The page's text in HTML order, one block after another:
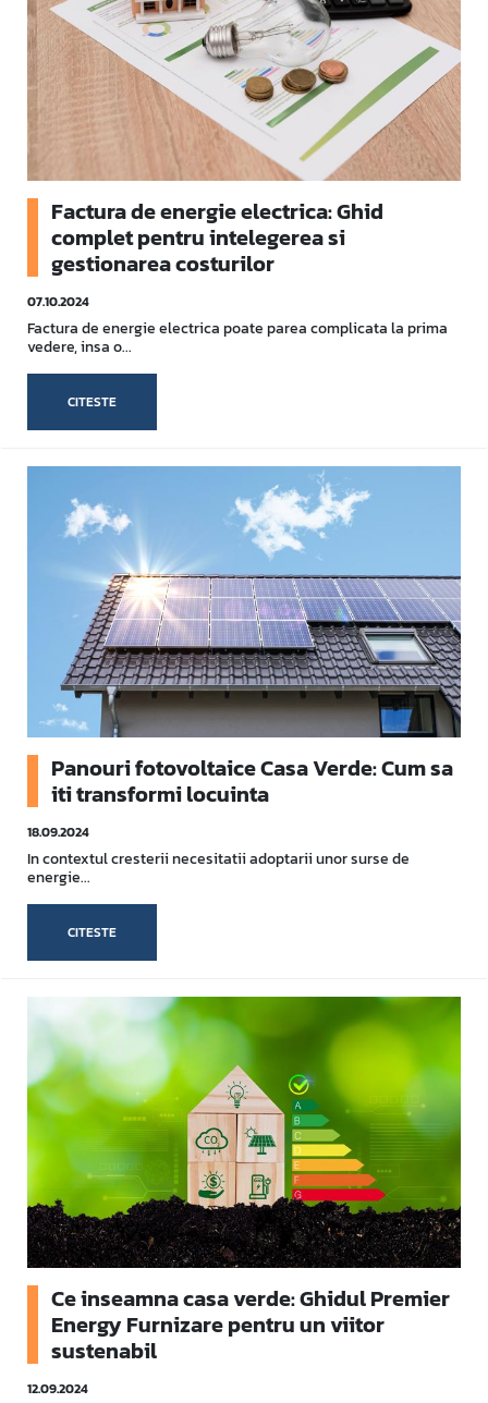
Factura de energie electrica: Ghid
complet pentru intelegerea si
gestionarea costurilor
07.10.2024
Factura de energie electrica poate parea complicata la prima
vedere, insa o...
CITESTE
Panouri fotovoltaice Casa Verde: Cum sa
iti transformi locuinta
18.09.2024
In contextul cresterii necesitatii adoptarii unor surse de
energie...
CITESTE
Ce inseamna casa verde: Ghidul Premier
Energy Furnizare pentru un viitor
sustenabil
12.09.2024